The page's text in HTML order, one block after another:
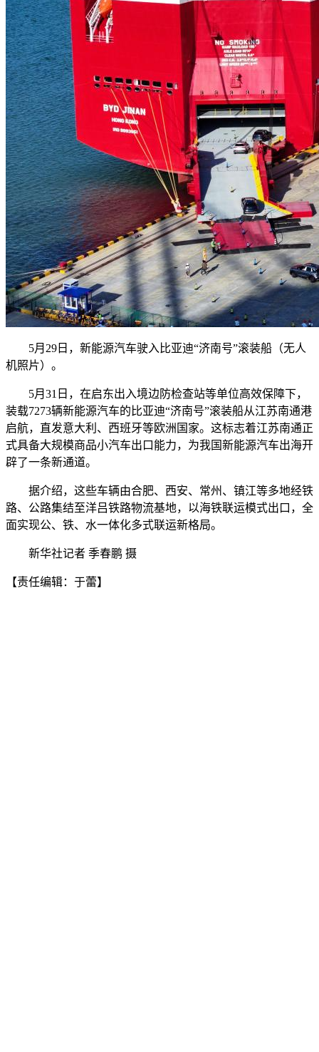
5月29日，新能源汽车驶入比亚迪“济南号”滚装船（无人
机照片）。
5月31日，在启东出入境边防检查站等单位高效保障下，
装载7273辆新能源汽车的比亚迪“济南号”滚装船从江苏南通港
启航，直发意大利、西班牙等欧洲国家。这标志着江苏南通正
式具备大规模商品小汽车出口能力，为我国新能源汽车出海开
辟了一条新通道。
据介绍，这些车辆由合肥、西安、常州、镇江等多地经铁
路、公路集结至洋吕铁路物流基地，以海铁联运模式出口，全
面实现公、铁、水一体化多式联运新格局。
新华社记者 季春鹏 摄
【责任编辑：于蕾】